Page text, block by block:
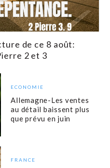
de ce 8 août:
2 et 3
ECONOMIE
Allemagne-Les ventes
au détail baissent plus
que prévu en juin
FRANCE